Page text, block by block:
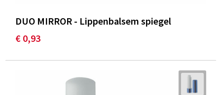
DUO MIRROR - Lippenbalsem spiegel
€ 0,93